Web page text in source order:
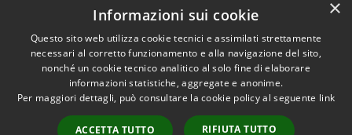
Dichiarazione di accessibilità
Accessibilità
Copyright © 2026 • Comune di
Castel del Giudice • Powered by
Municipium• Accesso
×
Informazioni sui cookie
Questo sito web utilizza cookie tecnici e assimilati strettamente
necessari al corretto funzionamento e alla navigazione del sito,
nonché un cookie tecnico analitico al solo fine di elaborare
informazioni statistiche, aggregate e anonime.
Per maggiori dettagli, può consultare la cookie policy al seguente link
ACCETTA TUTTO RIFIUTA TUTTO